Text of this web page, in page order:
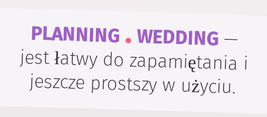
PLANNING . WEDDING—
jest łatwy do zapamiętania i
jeszcze prostszy w użyciu.